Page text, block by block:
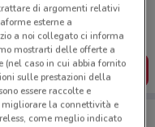
dei negozi vicino a te,
risparmio, comodamente
L’APP
di argomenti relativi
esterne a
a noi collegato ci informa
mostrarti delle offerte a
(nel caso in cui abbia fornito
sulle prestazioni della
essere raccolte e
migliorare la connettività e
come meglio indicato